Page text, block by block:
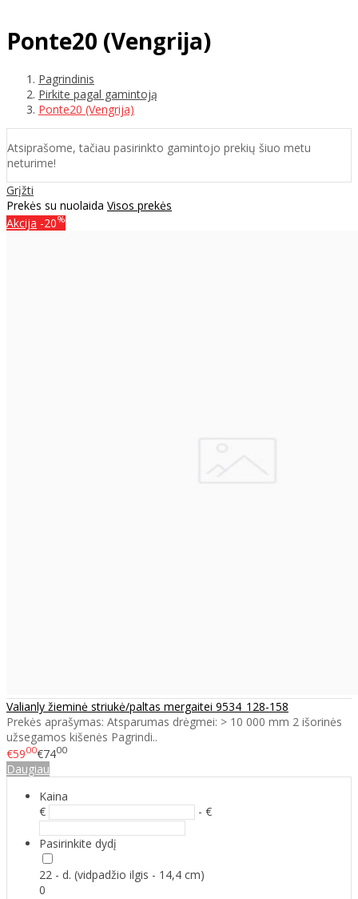
Ponte20 (Vengrija)
Pagrindinis
Pirkite pagal gamintoją
Ponte20 (Vengrija)
Atsiprašome, tačiau pasirinkto gamintojo prekių šiuo metu
neturime!
Grįžti
Prekės su nuolaida Visos prekės
Akcija -20%
Valianly žieminė striukė/paltas mergaitei 9534_128-158
Prekės aprašymas: Atsparumas drėgmei: > 10 000 mm 2 išorinės
užsegamos kišenės Pagrindi..
€5900€7400
Daugiau
Kaina
€
- €
Pasirinkite dydį
22 - d. (vidpadžio ilgis - 14,4 cm)
0